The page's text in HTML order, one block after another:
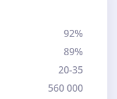
92%
89%
20-35
560 000